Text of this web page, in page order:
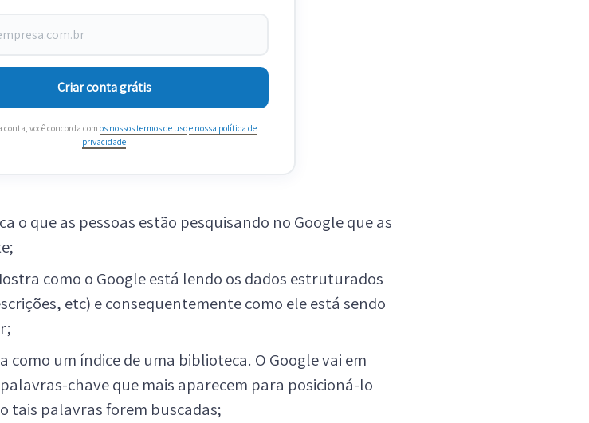
Criar conta grátis
conta, você concorda com os nossos termos de usoe nossa política de
privacidade
o que as pessoas estão pesquisando no Google que as
como o Google está lendo os dados estruturados
etc) e consequentemente como ele está sendo
como um índice de uma biblioteca. O Google vai em
chave que mais aparecem para posicioná-lo
tais palavras forem buscadas;